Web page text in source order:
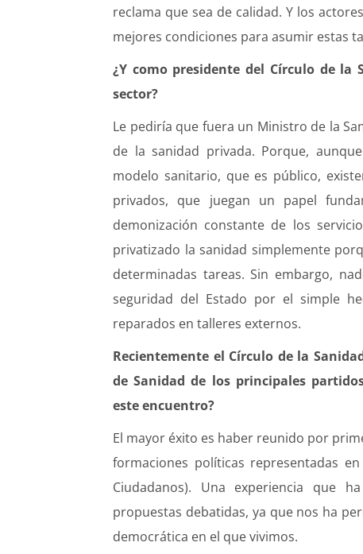
reclama que sea de calidad. Y los
mejores condiciones para asumir estas
¿Y como presidente del Círculo de
sector?
Le pediría que fuera un Ministro de la
de la sanidad privada. Porque,
modelo sanitario, que es público,
privados, que juegan un papel
demonización constante de los
privatizado la sanidad simplemente
determinadas tareas. Sin embargo,
seguridad del Estado por el simple
reparados en talleres externos.
Recientemente el Círculo de la
de Sanidad de los principales
este encuentro?
El mayor éxito es haber reunido por
formaciones políticas representadas
Ciudadanos). Una experiencia que
propuestas debatidas, ya que nos ha
democrática en el que vivimos.